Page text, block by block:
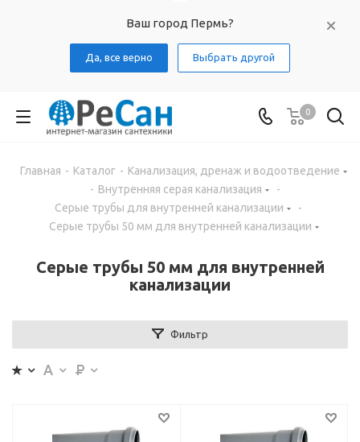
Ваш город Пермь?
Да, все верно Выбрать другой
0
Главная - Каталог - Канализация, дренаж и водоотведение
- Внутренняя серая канализация
-
Серые трубы для внутренней канализации
-
Серые трубы 50 мм для внутренней канализации
Серые трубы 50 мм для внутренней
канализации
Фильтр